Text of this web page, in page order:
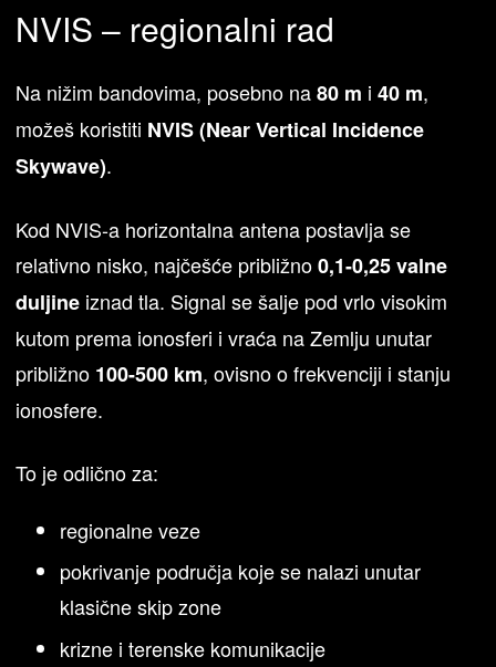
NVIS – regionalni rad
Na nižim bandovima, posebno na80 m i40 m,
možeš koristiti NVIS (Near Vertical Incidence
Skywave).
Kod NVIS-a horizontalna antena postavlja se
relativno nisko, najčešće približno0,1-0,25 valne
duljine iznad tla. Signal se šalje pod vrlo visokim
kutom prema ionosferi i vraća na Zemlju unutar
približno 100-500 km, ovisno o frekvenciji i stanju
ionosfere.
To je odlično za:
regionalne veze
pokrivanje područja koje se nalazi unutar
klasične skip zone
krizne i terenske komunikacije